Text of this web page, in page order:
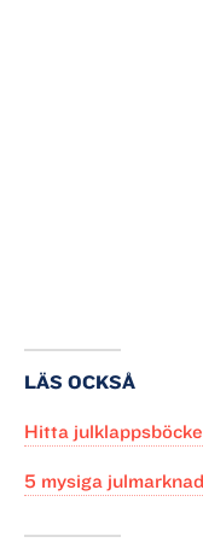
LÄS OCKSÅ
Hitta
5 mysiga